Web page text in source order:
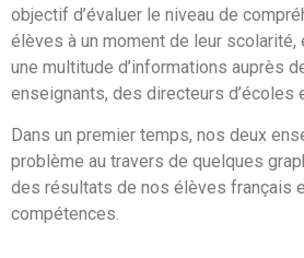
objectif d’évaluer le niveau de
élèves à un moment de leur
une multitude d’informations auprès
enseignants, des directeurs d’écoles
Dans un premier temps, nos deux
problème au travers de quelques
des résultats de nos élèves français
compétences.